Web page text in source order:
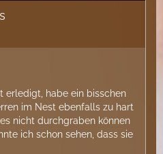
erledigt, habe ein bisschen
im Nest ebenfalls zu hart
nicht durchgraben können
ich schon sehen, dass sie